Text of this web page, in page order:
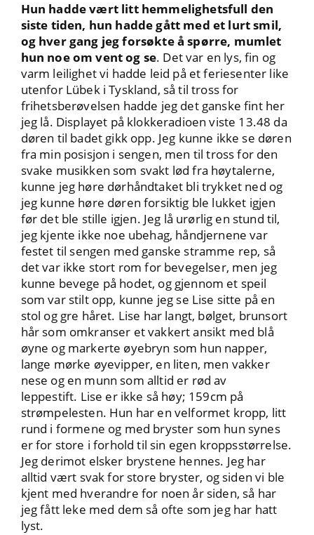
Hun hadde vært litt hemmelighetsfull den
siste tiden, hun hadde gått med et lurt smil,
og hver gang jeg forsøkte å spørre, mumlet
hun noe om vent og se. Det var en lys, fin og
varm leilighet vi hadde leid på et feriesenter like
utenfor Lübek i Tyskland, så til tross for
frihetsberøvelsen hadde jeg det ganske fint her
jeg lå. Displayet på klokkeradioen viste 13.48 da
døren til badet gikk opp. Jeg kunne ikke se døren
fra min posisjon i sengen, men til tross for den
svake musikken som svakt lød fra høytalerne,
kunne jeg høre dørhåndtaket bli trykket ned og
jeg kunne høre døren forsiktig ble lukket igjen
før det ble stille igjen. Jeg lå urørlig en stund til,
jeg kjente ikke noe ubehag, håndjernene var
festet til sengen med ganske stramme rep, så
det var ikke stort rom for bevegelser, men jeg
kunne bevege på hodet, og gjennom et speil
som var stilt opp, kunne jeg se Lise sitte på en
stol og gre håret. Lise har langt, bølget, brunsort
hår som omkranser et vakkert ansikt med blå
øyne og markerte øyebryn som hun napper,
lange mørke øyevipper, en liten, men vakker
nese og en munn som alltid er rød av
leppestift. Lise er ikke så høy; 159cm på
strømpelesten. Hun har en velformet kropp, litt
rund i formene og med bryster som hun synes
er for store i forhold til sin egen kroppsstørrelse.
Jeg derimot elsker brystene hennes. Jeg har
alltid vært svak for store bryster, og siden vi ble
kjent med hverandre for noen år siden, så har
jeg fått leke med dem så ofte som jeg har hatt
lyst.